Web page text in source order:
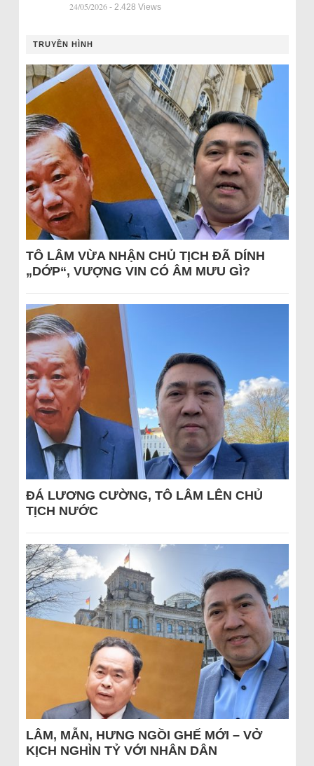
24/05/2026 - 2.428 Views
TRUYỀN HÌNH
TÔ LÂM VỪA NHẬN CHỦ TỊCH ĐÃ DÍNH
„DỚP“, VƯỢNG VIN CÓ ÂM MƯU GÌ?
ĐÁ LƯƠNG CƯỜNG, TÔ LÂM LÊN CHỦ
TỊCH NƯỚC
LÂM, MẪN, HƯNG NGỒI GHẾ MỚI – VỞ
KỊCH NGHÌN TỶ VỚI NHÂN DÂN